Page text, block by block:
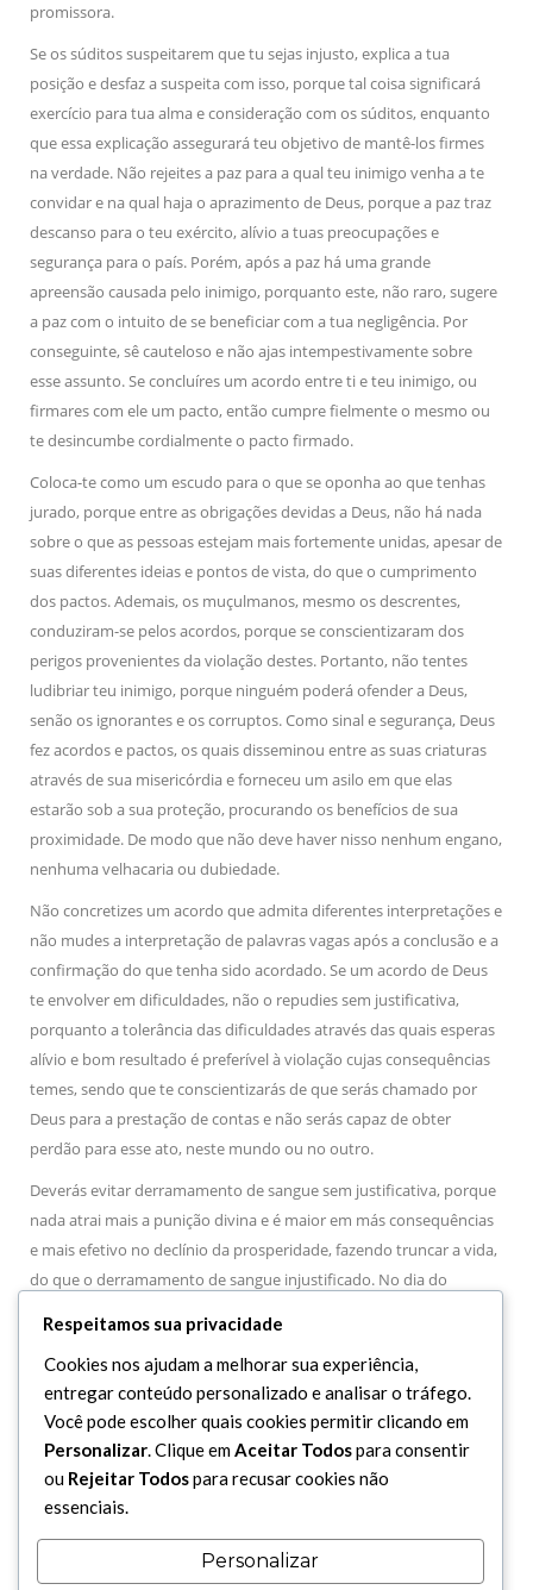
promissora.
Se os súditos suspeitarem que tu sejas injusto, explica a tua
posição e desfaz a suspeita com isso, porque tal coisa significará
exercício para tua alma e consideração com os súditos, enquanto
que essa explicação assegurará teu objetivo de mantê-los firmes
na verdade. Não rejeites a paz para a qual teu inimigo venha a te
convidar e na qual haja o aprazimento de Deus, porque a paz traz
descanso para o teu exército, alívio a tuas preocupações e
segurança para o país. Porém, após a paz há uma grande
apreensão causada pelo inimigo, porquanto este, não raro, sugere
a paz com o intuito de se beneficiar com a tua negligência. Por
conseguinte, sê cauteloso e não ajas intempestivamente sobre
esse assunto. Se concluíres um acordo entre ti e teu inimigo, ou
firmares com ele um pacto, então cumpre fielmente o mesmo ou
te desincumbe cordialmente o pacto firmado.
Coloca-te como um escudo para o que se oponha ao que tenhas
jurado, porque entre as obrigações devidas a Deus, não há nada
sobre o que as pessoas estejam mais fortemente unidas, apesar de
suas diferentes ideias e pontos de vista, do que o cumprimento
dos pactos. Ademais, os muçulmanos, mesmo os descrentes,
conduziram-se pelos acordos, porque se conscientizaram dos
perigos provenientes da violação destes. Portanto, não tentes
ludibriar teu inimigo, porque ninguém poderá ofender a Deus,
senão os ignorantes e os corruptos. Como sinal e segurança, Deus
fez acordos e pactos, os quais disseminou entre as suas criaturas
através de sua misericórdia e forneceu um asilo em que elas
estarão sob a sua proteção, procurando os benefícios de sua
proximidade. De modo que não deve haver nisso nenhum engano,
nenhuma velhacaria ou dubiedade.
Não concretizes um acordo que admita diferentes interpretações e
não mudes a interpretação de palavras vagas após a conclusão e a
confirmação do que tenha sido acordado. Se um acordo de Deus
te envolver em dificuldades, não o repudies sem justificativa,
porquanto a tolerância das dificuldades através das quais esperas
alívio e bom resultado é preferível à violação cujas consequências
temes, sendo que te conscientizarás de que serás chamado por
Deus para a prestação de contas e não serás capaz de obter
perdão para esse ato, neste mundo ou no outro.
Deverás evitar derramamento de sangue sem justificativa, porque
nada atrai mais a punição divina e é maior em más consequências
e mais efetivo no declínio da prosperidade, fazendo truncar a vida,
do que o derramamento de sangue injustificado. No dia do
de derramamento de sangue. Não tentes intensificar tua
autoridade por meio de derramamento de sangue proibido,
porque isso enfraquecerá e reduzirá a tua autoridade, e mesmo a
destruirá e a substituirá por outra. Tu não poderás apresentar
qualquer desculpa perante Allah ou perante mim por matares
deliberadamente, pois haverá a questão da vingança sobre isso. Se
ficares envolvido nisso por erro e por te excederes no uso do
açoite e da espada, ou se fores áspero no castigo, porque às vezes
mesmo um soco ou um pequeno golpe pode causar a morte,
Respeitamos sua privacidade
Cookies nos ajudam a melhorar sua experiência,
entregar conteúdo personalizado e analisar o tráfego.
Você pode escolher quais cookies permitir clicando em
Personalizar. Clique emAceitar Todospara consentir
ou Rejeitar Todospara recusar cookies não
essenciais.
Personalizar